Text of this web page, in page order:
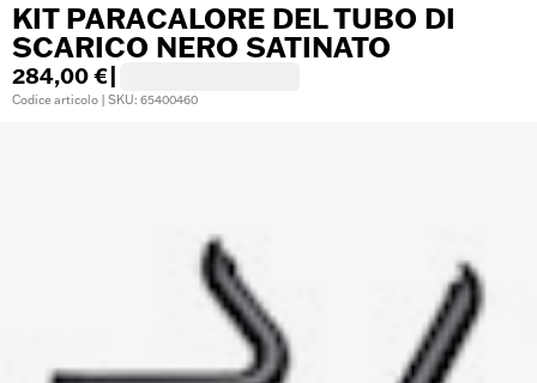
KIT PARACALORE DEL TUBO DI
SCARICO NERO SATINATO
284,00 €
Codice articolo | SKU: 65400460